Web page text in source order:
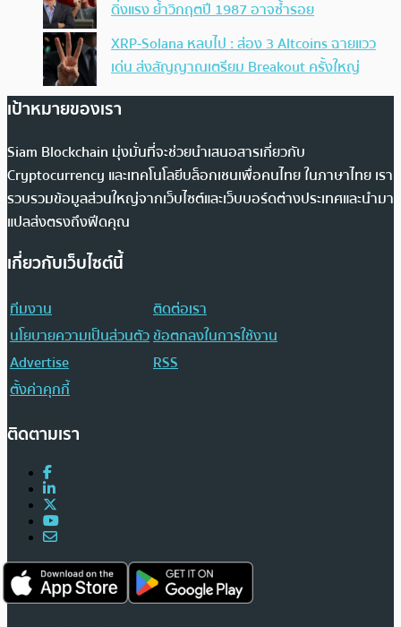
ดิ่งแรง ย้ำวิกฤตปี 1987 อาจซ้ำรอย
XRP-Solana หลบไป : ส่อง 3 Altcoins ฉายแวว
เด่น ส่งสัญญาณเตรียม Breakout ครั้งใหญ่
เป้าหมายของเรา
Siam Blockchain มุ่งมั่นที่จะช่วยนำเสนอสารเกี่ยวกับ
Cryptocurrency และเทคโนโลยีบล็อกเชนเพื่อคนไทย ในภาษาไทย เรา
รวบรวมข้อมูลส่วนใหญ่จากเว็บไซต์และเว็บบอร์ดต่างประเทศและนำมา
แปลส่งตรงถึงฟีดคุณ
เกี่ยวกับเว็บไซต์นี้
ทีมงาน
ติดต่อเรา
นโยบายความเป็นส่วนตัวข้อตกลงในการใช้งาน
Advertise
RSS
ตั้งค่าคุกกี้
ติดตามเรา